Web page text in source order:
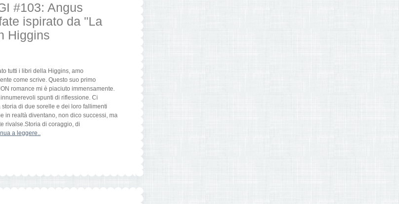
#103: Angus
ispirato da "La
Higgins
tutti i libri della Higgins, amo
come scrive. Questo suo primo
romance mi è piaciuto immensamente.
spunti di riflessione. Ci
storia di due sorelle e dei loro fallimenti
in realtà diventano, non dico successi, ma
rivalse.Storia di coraggio, di
a leggere..